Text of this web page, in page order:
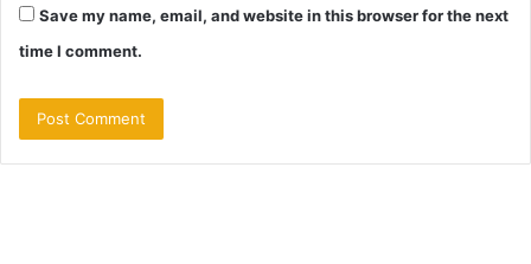
Save my name, email, and website in this browser for the next
time I comment.